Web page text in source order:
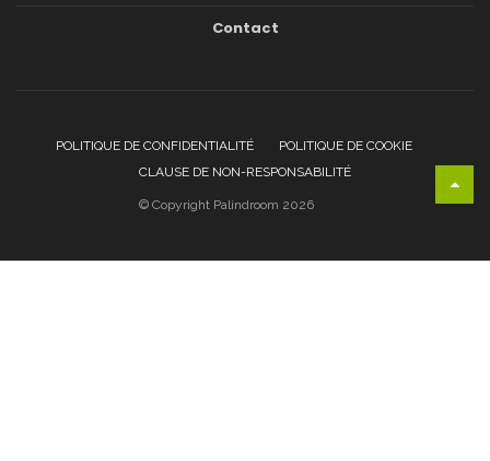
Contact
POLITIQUE DE CONFIDENTIALITÉ
POLITIQUE DE COOKIE
CLAUSE DE NON-RESPONSABILITÉ
© Copyright Palindroom 2026